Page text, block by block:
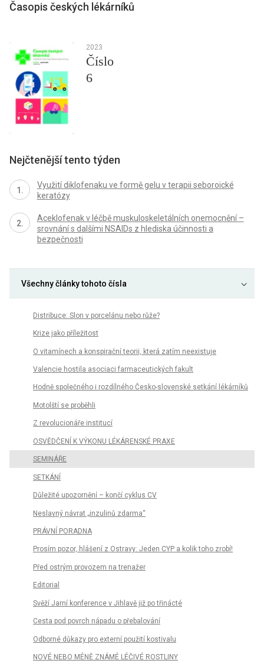
Časopis českých lékárníků
2023
Číslo
6
Nejčtenější tento týden
Využití diklofenaku ve formě gelu v terapii seboroické
keratózy
Aceklofenak v léčbě muskuloskeletálních onemocnění –
srovnání s dalšími NSAIDs z hlediska účinnosti a
bezpečnosti
Všechny články tohoto čísla
Distribuce: Slon v porcelánu nebo růže?
Krize jako příležitost
O vitamínech a konspirační teorii, která zatím neexistuje
Valencie hostila asociaci farmaceutických fakult
Hodně společného i rozdílného Česko-slovenské setkání lékárníků
Motolští se proběhli
Z revolucionáře institucí
OSVĚDČENÍ K VÝKONU LÉKÁRENSKÉ PRAXE
SEMINÁŘE
SETKÁNÍ
Důležité upozornění – končí cyklus CV
Neslavný návrat „inzulinů zdarma“
PRÁVNÍ PORADNA
Prosím pozor, hlášení z Ostravy: Jeden CYP a kolik toho zrobí!
Před ostrým provozem na trenažer
Editorial
Svěží Jarní konference v Jihlavě již po třinácté
Cesta pod povrch nápadu o přebalování
Odborné důkazy pro externí použití kostivalu
NOVÉ NEBO MÉNĚ ZNÁMÉ LÉČIVÉ ROSTLINY